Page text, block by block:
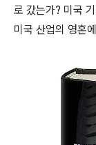
로 갔는가? 미국
미국 산업의 영혼